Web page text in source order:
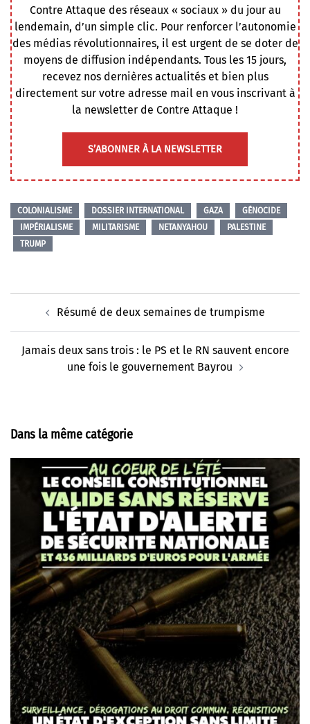
Contre Attaque des réseaux « sociaux » du jour au
lendemain, d’un simple clic. Pour renforcer l’autonomie
des médias révolutionnaires, il est urgent de se doter de
moyens de diffusion indépendants. Tous les 15 jours,
recevez nos dernières actualités et bien plus
directement sur votre adresse mail en vous inscrivant à
la newsletter de Contre Attaque !
S’ABONNER À LA NEWSLETTER
COLONIALISME DOSSIER INTERNATIONAL GAZA
GÉNOCIDE
IMPÉRIALISME
MILITARISME NETANYAHOU
PALESTINE
TRUMP
d’articleRésumé de deux semaines de trumpisme
Jamais deux sans trois : le PS et le RN sauvent encore
une fois le gouvernement Bayrou
Dans la même catégorie